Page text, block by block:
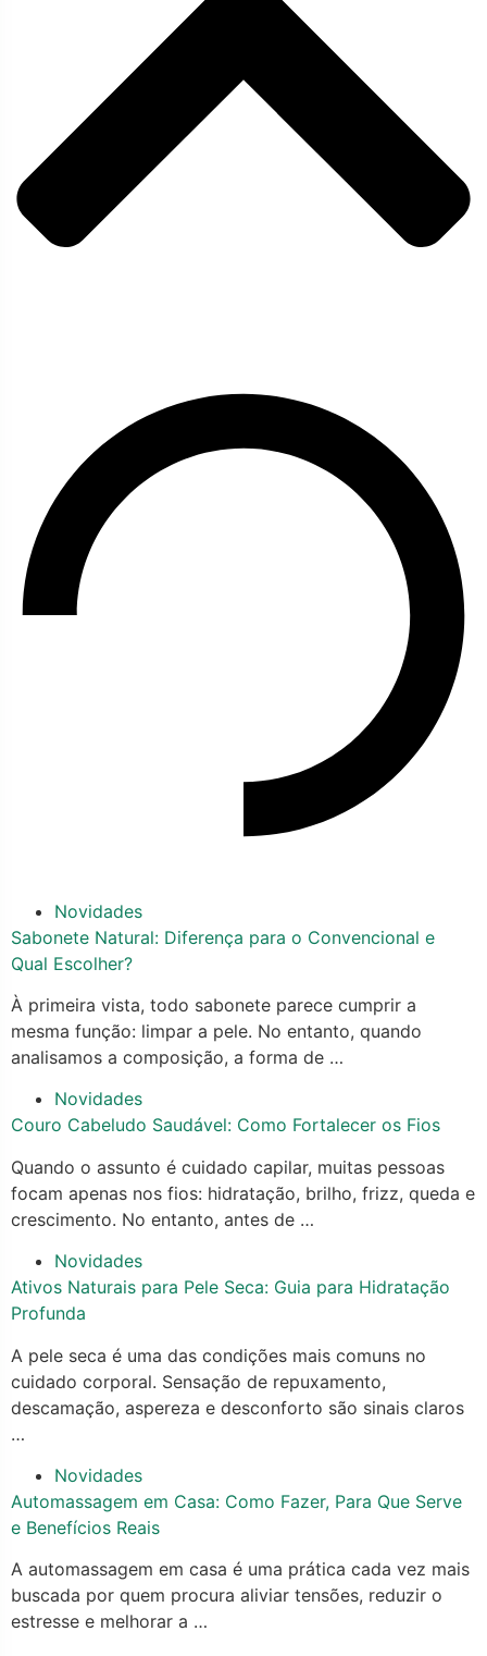
Novidades
Sabonete Natural: Diferença para o Convencional e
Qual Escolher?
À primeira vista, todo sabonete parece cumprir a
mesma função: limpar a pele. No entanto, quando
analisamos a composição, a forma de …
Novidades
Couro Cabeludo Saudável: Como Fortalecer os Fios
Quando o assunto é cuidado capilar, muitas pessoas
focam apenas nos fios: hidratação, brilho, frizz, queda e
crescimento. No entanto, antes de …
Novidades
Ativos Naturais para Pele Seca: Guia para Hidratação
Profunda
A pele seca é uma das condições mais comuns no
cuidado corporal. Sensação de repuxamento,
descamação, aspereza e desconforto são sinais claros
…
Novidades
Automassagem em Casa: Como Fazer, Para Que Serve
e Benefícios Reais
A automassagem em casa é uma prática cada vez mais
buscada por quem procura aliviar tensões, reduzir o
estresse e melhorar a …